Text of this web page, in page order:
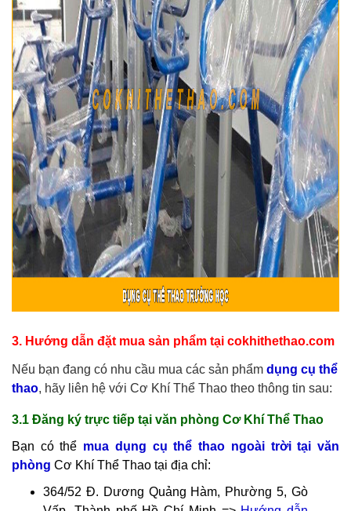
3. Hướng dẫn đặt mua sản phẩm tại cokhithethao.com
Nếu bạn đang có nhu cầu mua các sản phẩm dụng cụ thể
thao, hãy liên hệ với Cơ Khí Thể Thao theo thông tin sau:
3.1 Đăng ký trực tiếp tại văn phòng Cơ Khí Thể Thao
Bạn có thể mua dụng cụ thể thao ngoài trời tại văn
phòng Cơ Khí Thể Thao tại địa chỉ:
364/52 Đ. Dương Quảng Hàm, Phường 5, Gò